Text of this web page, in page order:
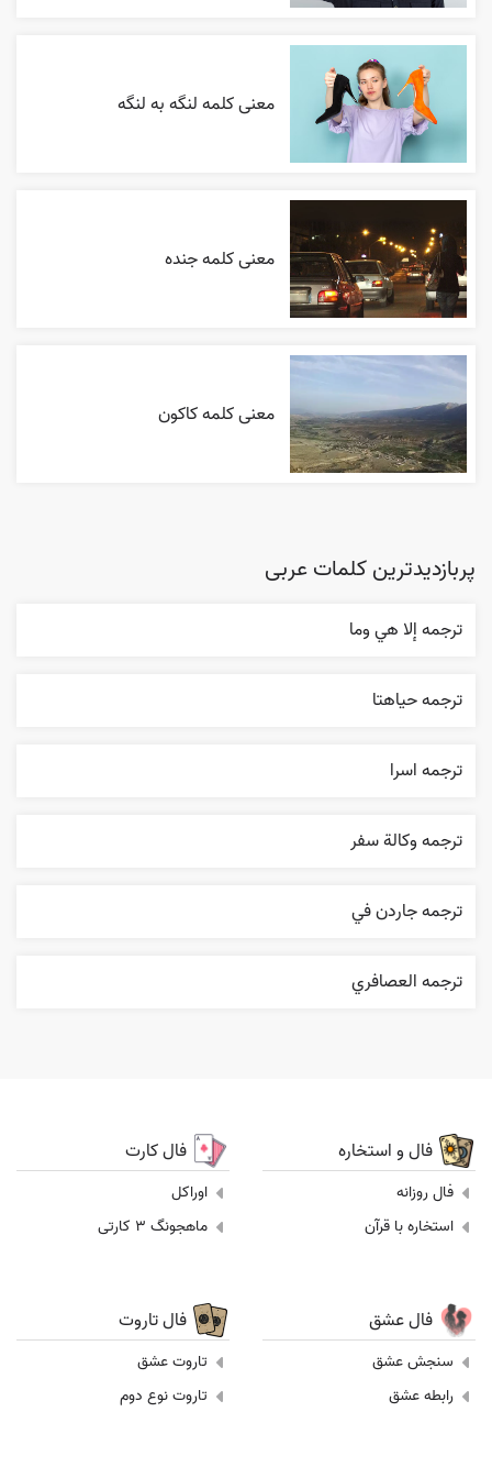
معنی کلمه لنگه به لنگه
معنی کلمه جنده
معنی کلمه کاکون
پربازدیدترین کلمات عربی
ترجمه إلا هي وما
ترجمه حياهتا
ترجمه اسرا
ترجمه وکالة سفر
ترجمه جاردن في
ترجمه العصافري
فال و استخاره
فال روزانه
استخاره با قرآن
فال کارت
اوراکل
ماهجونگ 3 کارتی
فال عشق
سنجش عشق
رابطه عشق
فال تاروت
تاروت عشق
تاروت نوع دوم